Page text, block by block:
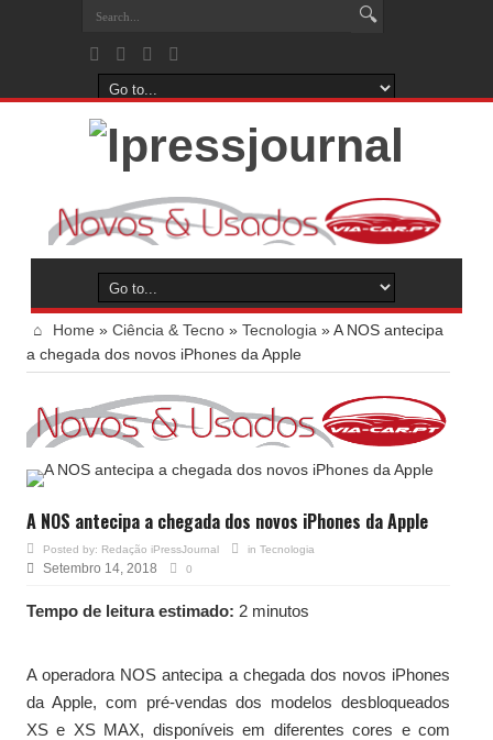
Home » Ciência & Tecno » Tecnologia »A NOS antecipa
a chegada dos novos iPhones da Apple
A NOS antecipa a chegada dos novos iPhones da Apple
Posted by: Redação iPressJournal in Tecnologia
Setembro 14, 2018 0
Tempo de leitura estimado: 2 minutos
A operadora NOS antecipa a chegada dos novos iPhones
da Apple, com pré-vendas dos modelos desbloqueados
XS e XS MAX, disponíveis em diferentes cores e com